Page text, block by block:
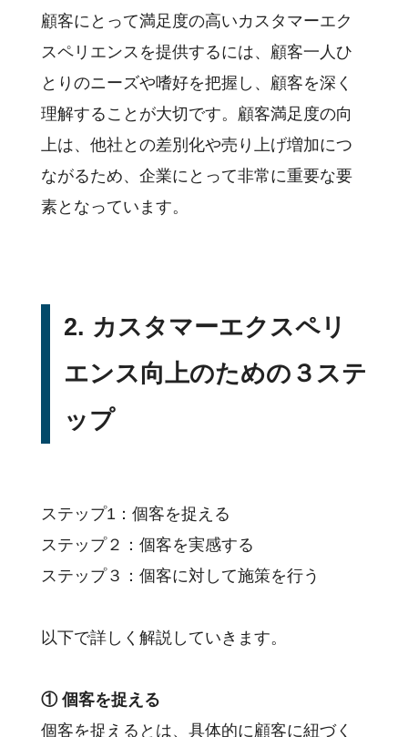
顧客にとって満足度の高いカスタマーエク
スペリエンスを提供するには、顧客一人ひ
とりのニーズや嗜好を把握し、顧客を深く
理解することが大切です。顧客満足度の向
上は、他社との差別化や売り上げ増加につ
ながるため、企業にとって非常に重要な要
素となっています。
2. カスタマーエクスペリ
エンス向上のための３ステ
ップ
ステップ1：個客を捉える
ステップ２：個客を実感する
ステップ３：個客に対して施策を行う
以下で詳しく解説していきます。
① 個客を捉える
個客を捉えるとは、具体的に顧客に紐づく